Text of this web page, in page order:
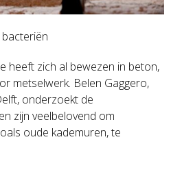
heeft zich al bewezen in beton,
metselwerk. Belen Gaggero,
onderzoekt de
zijn veelbelovend om
oude kademuren, te